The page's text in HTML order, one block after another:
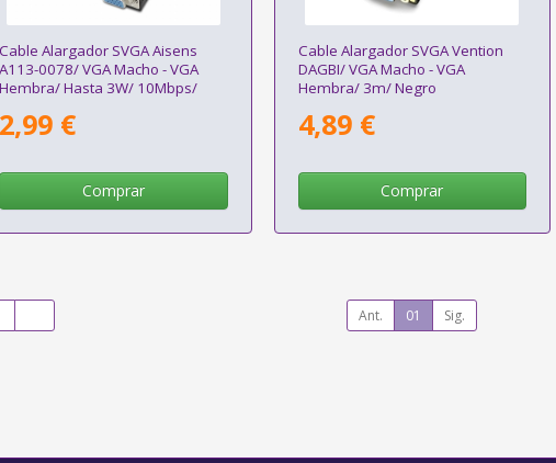
Cable Alargador SVGA Aisens
A113-0078/ VGA Macho - VGA
Hembra/ Hasta 3W/ 10Mbps/
2,99 €
Comprar
Cable Alargador SVGA Vention
DAGBI/ VGA Macho - VGA
Hembra/ 3m/ Negro
4,89 €
Comprar
Ant. 01 Sig.